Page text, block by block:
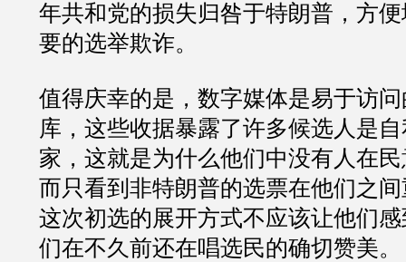
年共和党的损失归咎于特朗普，方
要的选举欺诈。
值得庆幸的是，数字媒体是易于访
库，这些收据暴露了许多候选人是
家，这就是为什么他们中没有人在
而只看到非特朗普的选票在他们之
这次初选的展开方式不应该让他们
们在不久前还在唱选民的确切赞美。